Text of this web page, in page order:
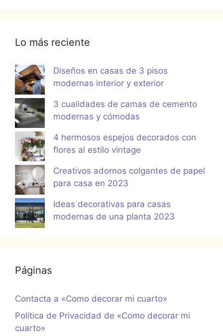
Lo más reciente
Diseños en casas de 3 pisos
modernas interior y exterior
3 cualidades de camas de cemento
modernas y cómodas
4 hermosos espejos decorados con
flores al estilo vintage
Creativos adornos colgantes de papel
para casa en 2023
Ideas decorativas para casas
modernas de una planta 2023
Páginas
Contacta a «Como decorar mi cuarto»
Política de Privacidad de «Como decorar mi
cuarto»